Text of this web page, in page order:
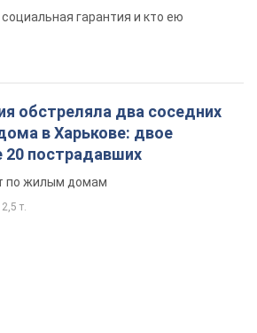
гарантия и кто ею
обстреляла два соседних
в Харькове: двое
20 пострадавших
по жилым домам
2,5 т.